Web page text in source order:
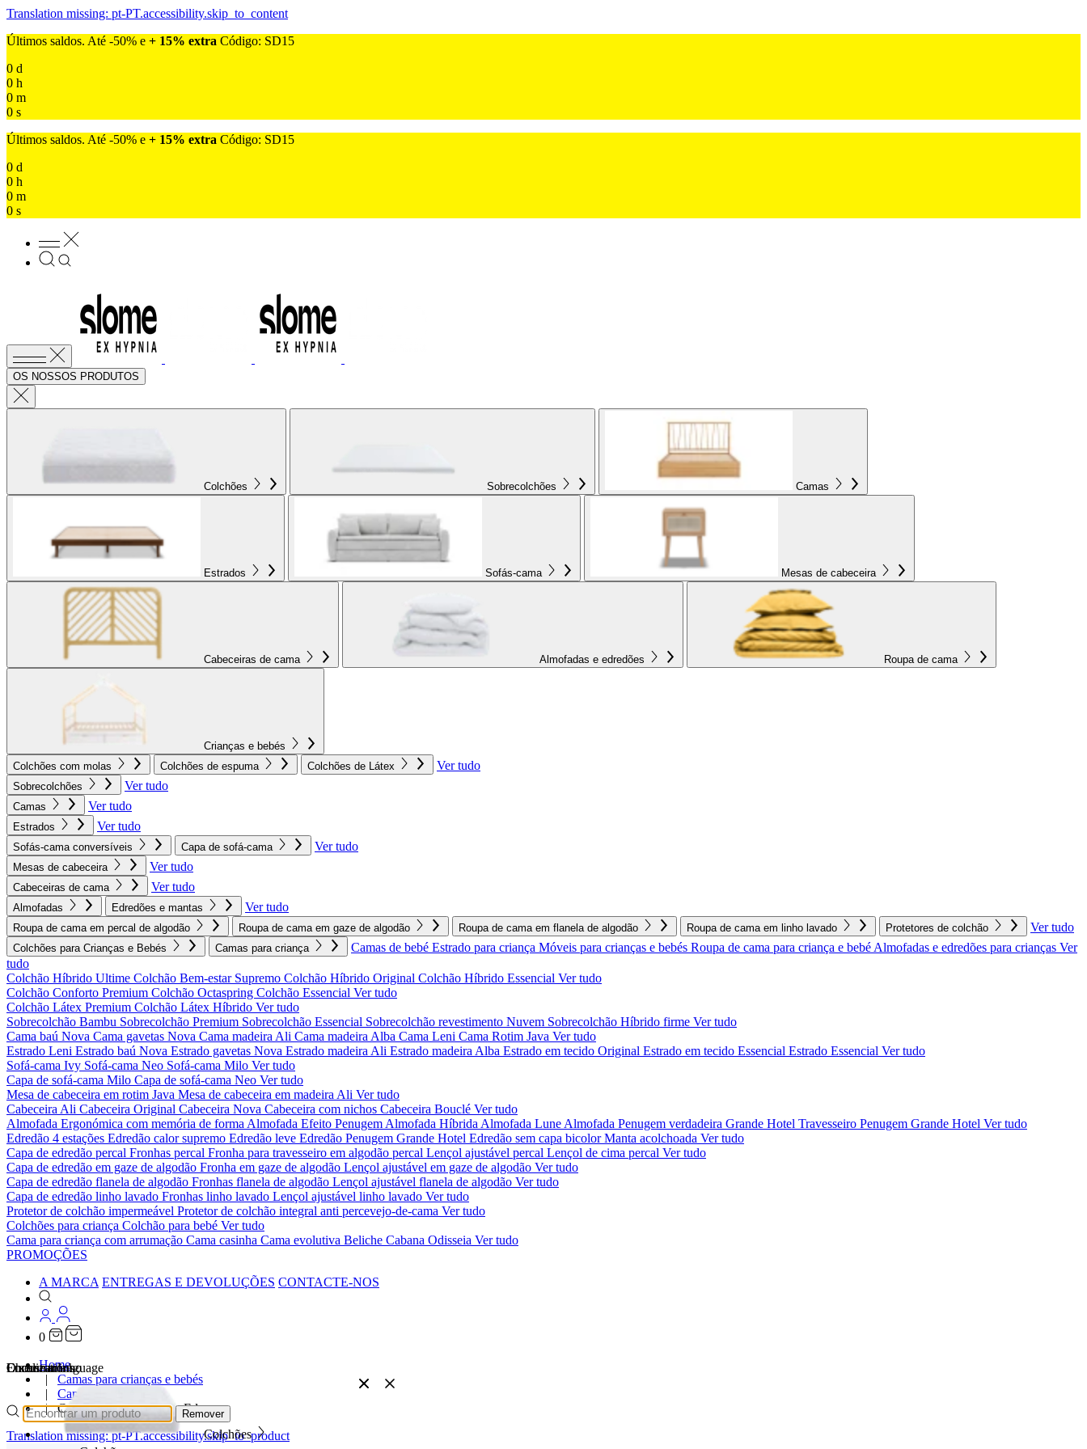
Translation missing: pt-PT.accessibility.skip_to_content
Últimos saldos. Até -50% e + 15% extra Código: SD15
0 d
0 h
0 m
0 s
Últimos saldos. Até -50% e + 15% extra Código: SD15
0 d
0 h
0 m
0 s
OS NOSSOS PRODUTOS
Colchões Sobrecolchões Camas
Estrados Sofás-cama Mesas de cabeceira
Cabeceiras de cama Almofadas e edredões Roupa de cama
Crianças e bebés
Colchões com molas
Colchões de espuma Colchões de Látex Ver tudo
Sobrecolchões Ver tudo
Camas Ver tudo
Estrados Ver tudo
Sofás-cama conversíveis Capa de sofá-cama Ver tudo
Mesas de cabeceira Ver tudo
Cabeceiras de cama Ver tudo
Almofadas Edredões e mantas Ver tudo
Roupa de cama em percal de algodão Roupa de cama em gaze de algodão Roupa de cama em flanela de algodão Roupa de cama em linho lavado Protetores de colchão Ver tudo
Colchões para Crianças e Bebés Camas para criança Camas de bebé Estrado para criança Móveis para crianças e bebés Roupa de cama para criança e bebé Almofadas e edredões para crianças Ver
tudo
Colchão Híbrido Ultime Colchão Bem-estar Supremo Colchão Híbrido Original Colchão Híbrido Essencial Ver tudo
Colchão Conforto Premium Colchão Octaspring Colchão Essencial Ver tudo
Colchão Látex Premium Colchão Látex Híbrido Ver tudo
Sobrecolchão Bambu Sobrecolchão Premium Sobrecolchão Essencial Sobrecolchão revestimento Nuvem Sobrecolchão Híbrido firme Ver tudo
Cama baú Nova Cama gavetas Nova Cama madeira Ali Cama madeira Alba Cama Leni Cama Rotim Java Ver tudo
Estrado Leni Estrado baú Nova Estrado gavetas Nova Estrado madeira Ali Estrado madeira Alba Estrado em tecido Original Estrado em tecido Essencial Estrado Essencial Ver tudo
Sofá-cama Ivy Sofá-cama Neo Sofá-cama Milo Ver tudo
Capa de sofá-cama Milo Capa de sofá-cama Neo Ver tudo
Mesa de cabeceira em rotim Java Mesa de cabeceira em madeira Ali Ver tudo
Cabeceira Ali Cabeceira Original Cabeceira Nova Cabeceira com nichos Cabeceira Bouclé Ver tudo
Almofada Ergonómica com memória de forma Almofada Efeito Penugem Almofada Híbrida Almofada Lune Almofada Penugem verdadeira Grande Hotel Travesseiro Penugem Grande Hotel Ver tudo
Edredão 4 estações Edredão calor supremo Edredão leve Edredão Penugem Grande Hotel Edredão sem capa bicolorManta acolchoada Ver tudo
Capa de edredão percal Fronhas percal Fronha para travesseiro em algodão percal Lençol ajustável percal Lençol de cima percal Ver tudo
Capa de edredão em gaze de algodão Fronha em gaze de algodão Lençol ajustável em gaze de algodão Ver tudo
Capa de edredão flanela de algodão Fronhas flanela de algodão Lençol ajustável flanela de algodão Ver tudo
Capa de edredão linho lavado Fronhas linho lavado Lençol ajustável linho lavado Ver tudo
Protetor de colchão impermeável Protetor de colchão integral anti percevejo-de-cama Ver tudo
Colchões para criança Colchão para bebé Ver tudo
Cama para criança com arrumação Cama casinha Cama evolutiva Beliche Cabana Odisseia Ver tudo
PROMOÇÕES
A MARCA ENTREGAS E DEVOLUÇÕES CONTACTE-NOS
0
Colchões
Localizations
Choose a language
Encontrar
Remover
O seu carrinho
Home
Camas para crianças e bebés
Camas de bebé
Cama de bebé evolutiva Eden
Translation missing: pt-PT.accessibility.skip_to_product